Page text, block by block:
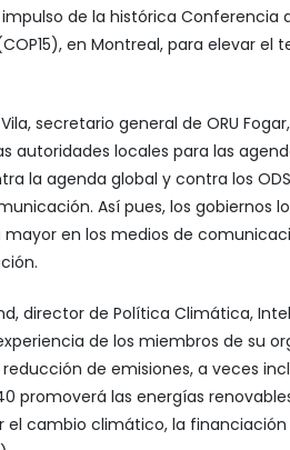
de la histórica Conferencia
en Montreal, para elevar
secretario general de ORU
autoridades locales para las
la agenda global y contra los
Así pues, los gobiernos
mayor en los medios de
director de Política Climática,
de los miembros de su
de emisiones, a veces
promoverá las energías
el cambio climático, la